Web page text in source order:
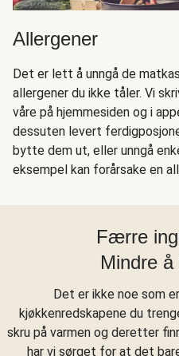
Allergener
Det er lett å unngå de
allergener du ikke tåler. Vi
våre på hjemmesiden og i
dessuten levert
bytte dem ut, eller unngå
eksempel kan forårsake en
Færre
Mindre
Det er ikke noe som
kjøkkenredskapene du
skru på varmen og deretter
har vi sørget for at det